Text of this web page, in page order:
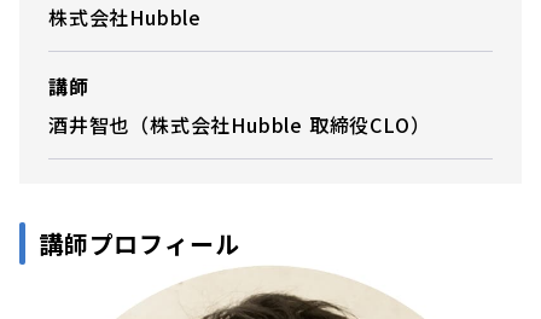
株式会社Hubble
講師
酒井智也（株式会社Hubble 取締役CLO）
講師プロフィール